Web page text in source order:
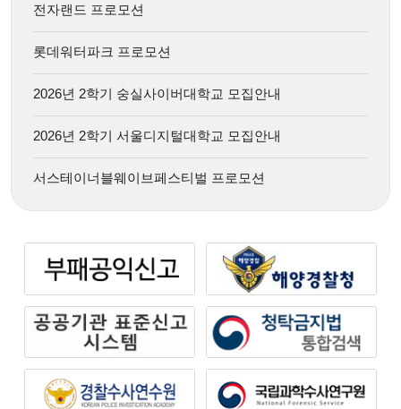
전자랜드 프로모션
롯데워터파크 프로모션
2026년 2학기 숭실사이버대학교 모집안내
2026년 2학기 서울디지털대학교 모집안내
서스테이너블웨이브페스티벌 프로모션